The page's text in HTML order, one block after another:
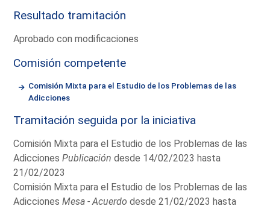
Resultado tramitación
Aprobado con modificaciones
Comisión competente
Comisión Mixta para el Estudio de los Problemas de las
Adicciones
Tramitación seguida por la iniciativa
Comisión Mixta para el Estudio de los Problemas de las
AdiccionesPublicación desde 14/02/2023 hasta
21/02/2023
Comisión Mixta para el Estudio de los Problemas de las
AdiccionesMesa - Acuerdo desde 21/02/2023 hasta